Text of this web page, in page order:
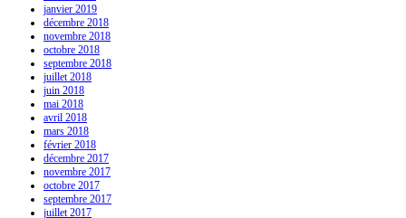
janvier 2019
décembre 2018
novembre 2018
octobre 2018
septembre 2018
juillet 2018
juin 2018
mai 2018
avril 2018
mars 2018
février 2018
décembre 2017
novembre 2017
octobre 2017
septembre 2017
juillet 2017